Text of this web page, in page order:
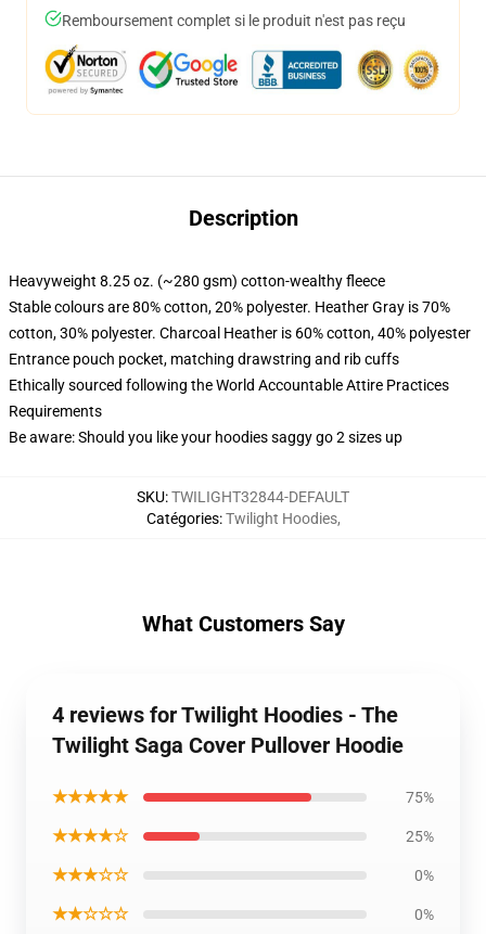
Remboursement complet si le produit n'est pas reçu
Description
Heavyweight 8.25 oz. (~280 gsm) cotton-wealthy fleece
Stable colours are 80% cotton, 20% polyester. Heather Gray is 70%
cotton, 30% polyester. Charcoal Heather is 60% cotton, 40% polyester
Entrance pouch pocket, matching drawstring and rib cuffs
Ethically sourced following the World Accountable Attire Practices
Requirements
Be aware: Should you like your hoodies saggy go 2 sizes up
SKU:TWILIGHT32844-DEFAULT
Catégories:Twilight Hoodies,
What Customers Say
4 reviews for Twilight Hoodies - The
Twilight Saga Cover Pullover Hoodie
★★★★★ 75%
★★★★☆ 25%
★★★☆☆ 0%
★★☆☆☆ 0%